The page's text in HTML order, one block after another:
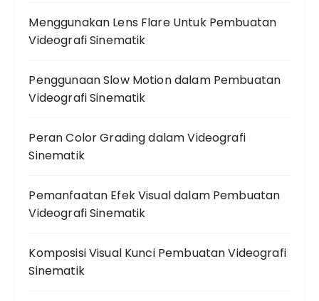
Menggunakan Lens Flare Untuk Pembuatan
Videografi Sinematik
Penggunaan Slow Motion dalam Pembuatan
Videografi Sinematik
Peran Color Grading dalam Videografi
Sinematik
Pemanfaatan Efek Visual dalam Pembuatan
Videografi Sinematik
Komposisi Visual Kunci Pembuatan Videografi
Sinematik